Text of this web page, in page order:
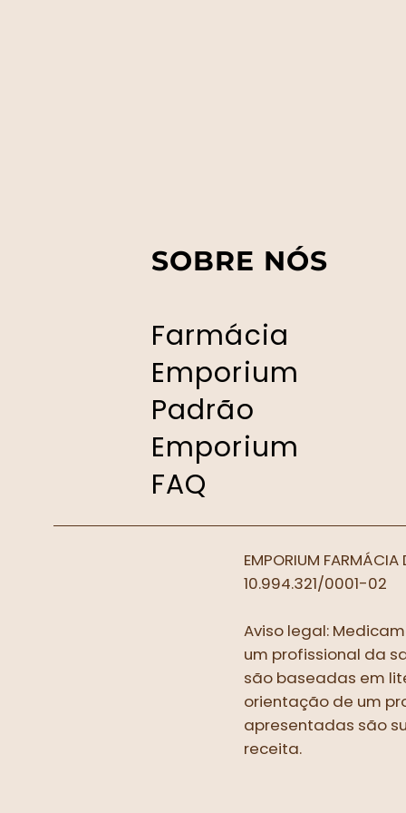
SOBRE NÓS
Farmácia
Emporium
Padrão
Emporium
FAQ
EMPORIUM
10.994.321/0001-02
Aviso legal:
um profissional da
são baseadas em
orientação de um
apresentadas são
receita.